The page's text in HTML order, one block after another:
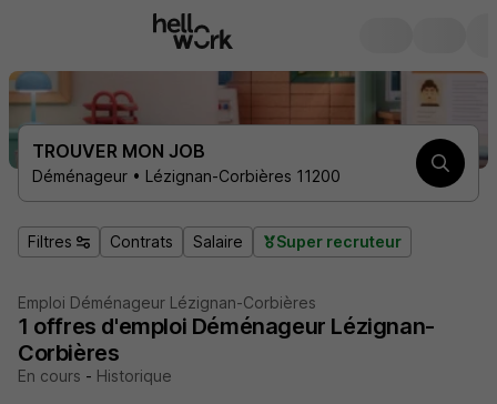
TROUVER MON JOB
Déménageur • Lézignan-Corbières 11200
Filtres Contrats Salaire Super recruteur
Emploi Déménageur Lézignan-Corbières
1 offres d'emploi Déménageur Lézignan-
Corbières
En cours - Historique